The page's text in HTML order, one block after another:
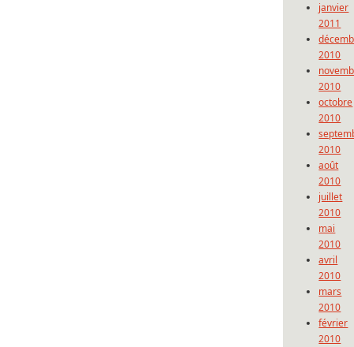
janvier
2011
2010
2010
octobre
2010
2010
août
2010
juillet
2010
mai
2010
avril
2010
mars
2010
février
2010